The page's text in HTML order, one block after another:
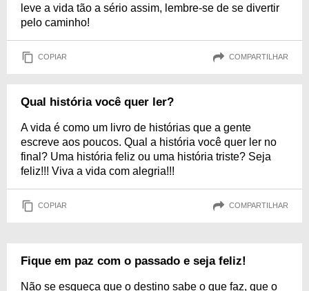
leve a vida tão a sério assim, lembre-se de se divertir
pelo caminho!
COPIAR COMPARTILHAR
Qual história você quer ler?
A vida é como um livro de histórias que a gente
escreve aos poucos. Qual a história você quer ler no
final? Uma história feliz ou uma história triste? Seja
feliz!!! Viva a vida com alegria!!!
COPIAR COMPARTILHAR
Fique em paz com o passado e seja feliz!
Não se esqueça que o destino sabe o que faz, que o